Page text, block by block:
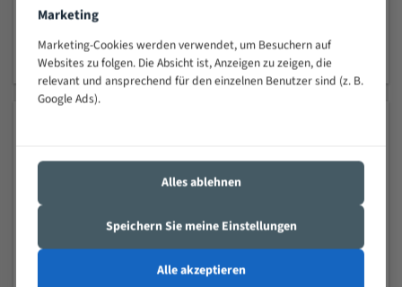
Bandsaw for Hardwood
Carbon Steel Band Saw Blade
ab 7,50 €
Uddeholm Steel Band Saw Blade
Marketing
Marketing-Cookies werden verwendet, um Besuchern auf
Websites zu folgen. Die Absicht ist, Anzeigen zu zeigen, die
relevant und ansprechend für den einzelnen Benutzer sind (z. B.
Google Ads).
Alles ablehnen
Speichern Sie meine Einstellungen
Alle akzeptieren